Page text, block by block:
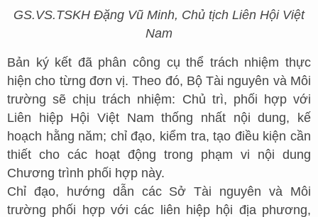
GS.VS.TSKH Đặng Vũ Minh, Chủ tịch Liên Hội Việt
Nam
Bản ký kết đã phân công cụ thể trách nhiệm thực
hiện cho từng đơn vị. Theo đó, Bộ Tài nguyên và Môi
trường sẽ chịu trách nhiệm: Chủ trì, phối hợp với
Liên hiệp Hội Việt Nam thống nhất nội dung, kế
hoạch hằng năm; chỉ đạo, kiểm tra, tạo điều kiện cần
thiết cho các hoạt động trong phạm vi nội dung
Chương trình phối hợp này.
Chỉ đạo, hướng dẫn các Sở Tài nguyên và Môi
trường phối hợp với các liên hiệp hội địa phương,